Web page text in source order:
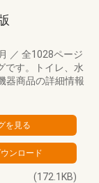
／ 全1028ページ
です。トイレ、水
器商品の詳細情報
(172.1KB)